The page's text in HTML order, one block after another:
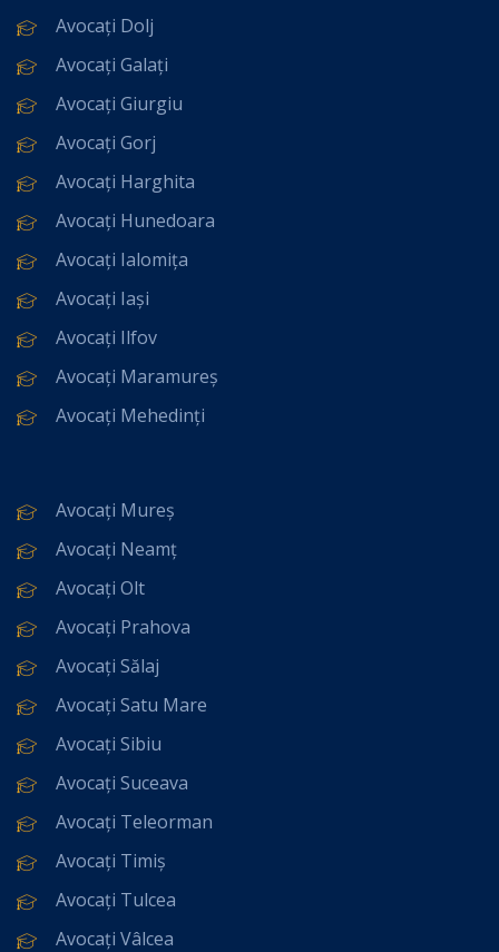
Avocați Dolj
Avocați Galați
Avocați Giurgiu
Avocați Gorj
Avocați Harghita
Avocați Hunedoara
Avocați Ialomița
Avocați Iași
Avocați Ilfov
Avocați Maramureș
Avocați Mehedinți
Avocați Mureș
Avocați Neamț
Avocați Olt
Avocați Prahova
Avocați Sălaj
Avocați Satu Mare
Avocați Sibiu
Avocați Suceava
Avocați Teleorman
Avocați Timiș
Avocați Tulcea
Avocați Vâlcea